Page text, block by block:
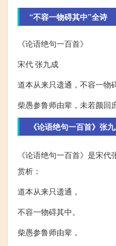
“不容一物碍其中”全诗
《论语绝句一百首》
宋代 张九成
道本从来只遗通，不容一物
柴愚参鲁师由辈，未若颜回
《论语绝句一百首》张
《论语绝句一百首》是宋
赏析：
道本从来只遗通，
不容一物碍其中。
柴愚参鲁师由辈，